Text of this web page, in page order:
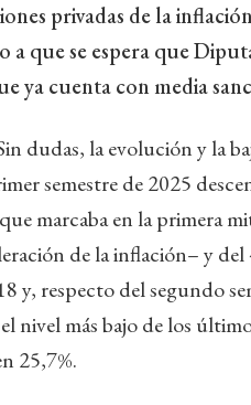
privadas de la
a que se espera que
ya cuenta con media
dudas, la evolución y la
semestre de 2025
marcaba en la primera
de la inflación– y
y, respecto del segundo
nivel más bajo de los
25,7%.